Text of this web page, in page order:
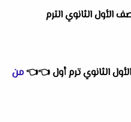
الأول الثانوي الترم
الثانوي ترم أول👈
👈من